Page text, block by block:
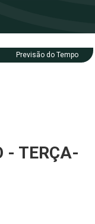
Previsão do Tempo
- TERÇA-